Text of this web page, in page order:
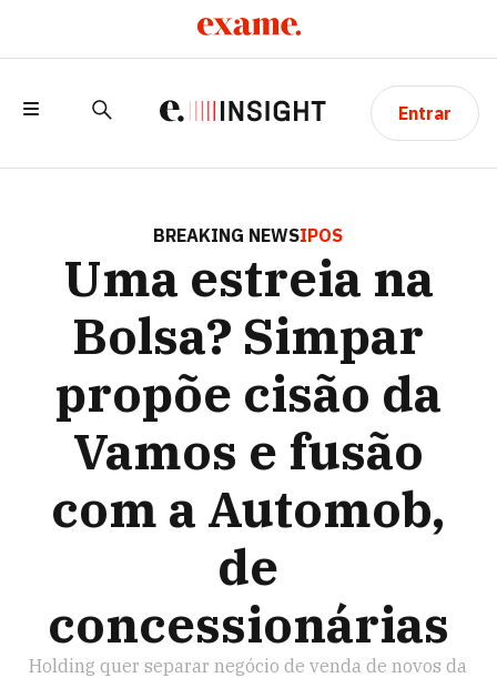
Entrar
PROPÕE CISÃO DA VAMOS E FUSÃO
COM A AUTOMOB, DE
CONCESSIONÁRIAS
BREAKING NEWSIPOS
Uma estreia na
Bolsa? Simpar
propõe cisão da
Vamos e fusão
com a Automob,
de
concessionárias
Holding quer separar negócio de venda de novos da